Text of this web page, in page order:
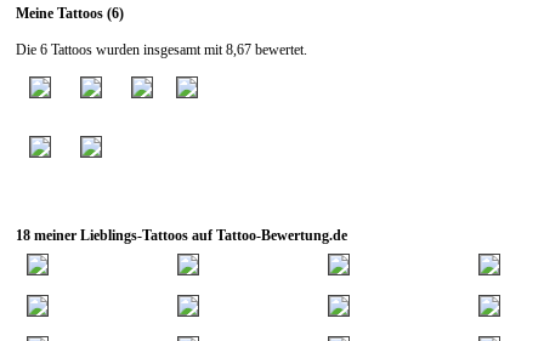
Meine Tattoos (6)
Die 6 Tattoos wurden insgesamt mit 8,67 bewertet.
18 meiner Lieblings-Tattoos auf Tattoo-Bewertung.de